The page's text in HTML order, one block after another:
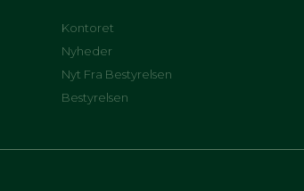
Kontoret
Nyheder
Nyt Fra Bestyrelsen
Bestyrelsen